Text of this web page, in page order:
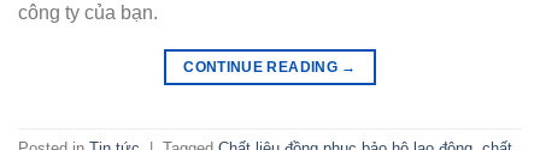
công ty của bạn.
CONTINUE READING →